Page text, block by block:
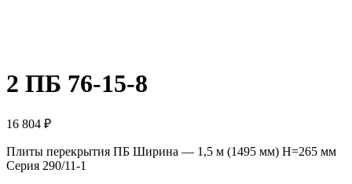
2 ПБ 76-15-8
16 804 ₽
Плиты перекрытия ПБ Ширина — 1,5 м (1495 мм) H=265 мм
Серия 290/11-1